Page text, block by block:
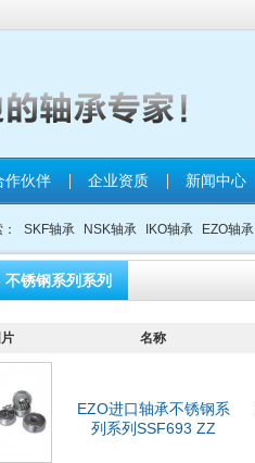
作伙伴 企业资质 新闻中心
SKF轴承 NSK轴承 IKO轴承 EZO轴承
不锈钢系列系列
名称
EZO进口轴承不锈钢系
列系列SSF693 ZZ